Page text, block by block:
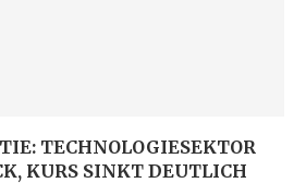
TECHNOLOGIESEKTOR
KURS SINKT DEUTLICH